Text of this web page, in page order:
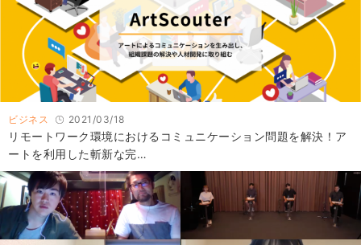
ビジネス 2021/03/18
リモートワーク環境におけるコミュニケーション問題を解決！ア
ートを利用した斬新な完…